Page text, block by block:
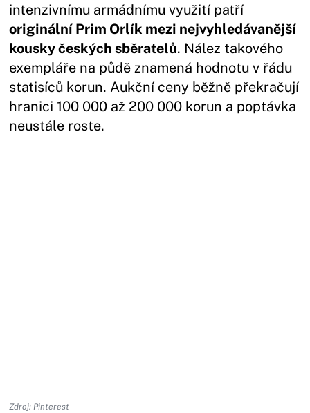
intenzivnímu armádnímu využití patří
originální Prim Orlík mezi nejvyhledávanější
kousky českých sběratelů. Nález takového
exempláře na půdě znamená hodnotu v řádu
statisíců korun. Aukční ceny běžně překračují
hranici 100 000 až 200 000 korun a poptávka
neustále roste.
Zdroj: Pinterest